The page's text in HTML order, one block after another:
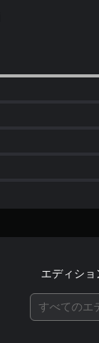
エディショ
すべてのエ